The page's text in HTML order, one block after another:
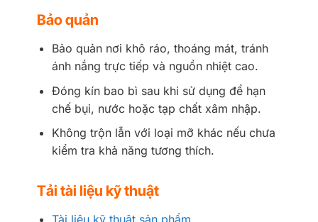
Bảo quản
Bảo quản nơi khô ráo, thoáng mát, tránh
ánh nắng trực tiếp và nguồn nhiệt cao.
Đóng kín bao bì sau khi sử dụng để hạn
chế bụi, nước hoặc tạp chất xâm nhập.
Không trộn lẫn với loại mỡ khác nếu chưa
kiểm tra khả năng tương thích.
Tải tài liệu kỹ thuật